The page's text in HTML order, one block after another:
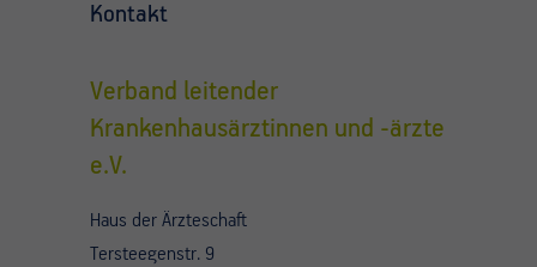
Kontakt
Verband leitender
Krankenhausärztinnen und -ärzte
e.V.
Haus der Ärzteschaft
Tersteegenstr. 9